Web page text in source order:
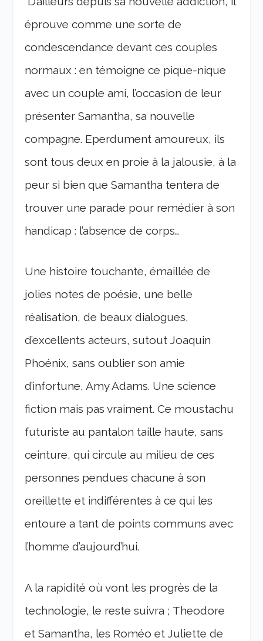
éprouve comme une sorte de
condescendance devant ces couples
normaux : en témoigne ce pique-nique
avec un couple ami, l’occasion de leur
présenter Samantha, sa nouvelle
compagne. Eperdument amoureux, ils
sont tous deux en proie à la jalousie, à la
peur si bien que Samantha tentera de
trouver une parade pour remédier à son
handicap : l’absence de corps…
Une histoire touchante, émaillée de
jolies notes de poésie, une belle
réalisation, de beaux dialogues,
d’excellents acteurs, sutout Joaquin
Phoénix, sans oublier son amie
d’infortune, Amy Adams. Une science
fiction mais pas vraiment. Ce moustachu
futuriste au pantalon taille haute, sans
ceinture, qui circule au milieu de ces
personnes pendues chacune à son
oreillette et indifférentes à ce qui les
entoure a tant de points communs avec
l’homme d’aujourd’hui.
A la rapidité où vont les progrès de la
technologie, le reste suivra ; Theodore
et Samantha, les Roméo et Juliette de